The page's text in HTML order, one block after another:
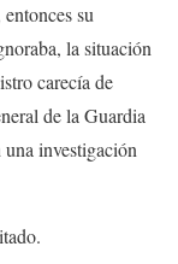
su
la situación
carecía de
de la Guardia
investigación